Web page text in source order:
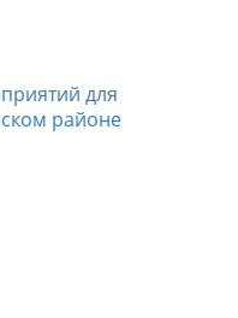
для
районе